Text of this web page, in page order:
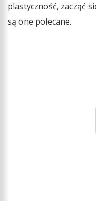
plastyczność, zacząć
są one polecane.